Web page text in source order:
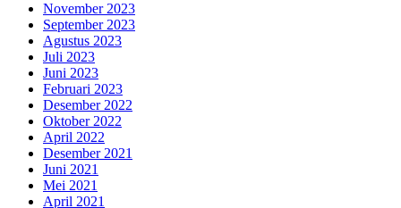
November 2023
September 2023
Agustus 2023
Juli 2023
Juni 2023
Februari 2023
Desember 2022
Oktober 2022
April 2022
Desember 2021
Juni 2021
Mei 2021
April 2021